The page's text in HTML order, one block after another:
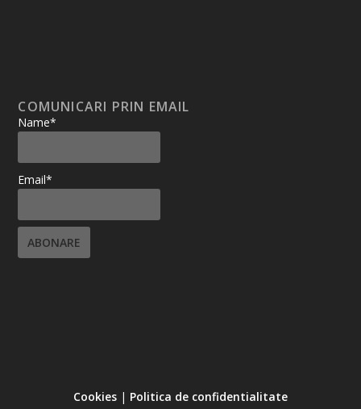
COMUNICARI PRIN EMAIL
Name*
Email*
Cookies | Politica de confidentialitate